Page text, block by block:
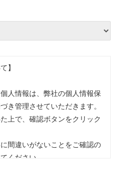
】
人情報は、弊社の個人情報保
き管理させていただきます。
上で、確認ボタンをクリック
間違いがないことをご確認の
ください。